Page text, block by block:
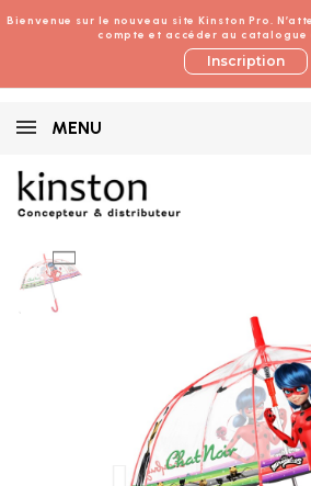
Bienvenue sur le nouveau site Kinston Pro.
compte et accéder au
Inscription
MENU